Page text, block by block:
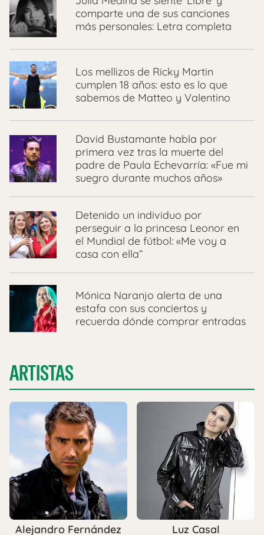
comparte una de sus canciones
más personales: Letra completa
Los mellizos de Ricky Martin
cumplen 18 años: esto es lo que
sabemos de Matteo y Valentino
David Bustamante habla por
primera vez tras la muerte del
padre de Paula Echevarría: «Fue mi
suegro durante muchos años»
Detenido un individuo por
perseguir a la princesa Leonor en
el Mundial de fútbol: «Me voy a
casa con ella”
Mónica Naranjo alerta de una
estafa con sus conciertos y
recuerda dónde comprar entradas
ARTISTAS
Alejandro Fernández Luz Casal